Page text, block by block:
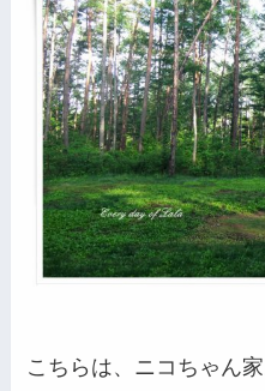
こちらは、ニコちゃん家